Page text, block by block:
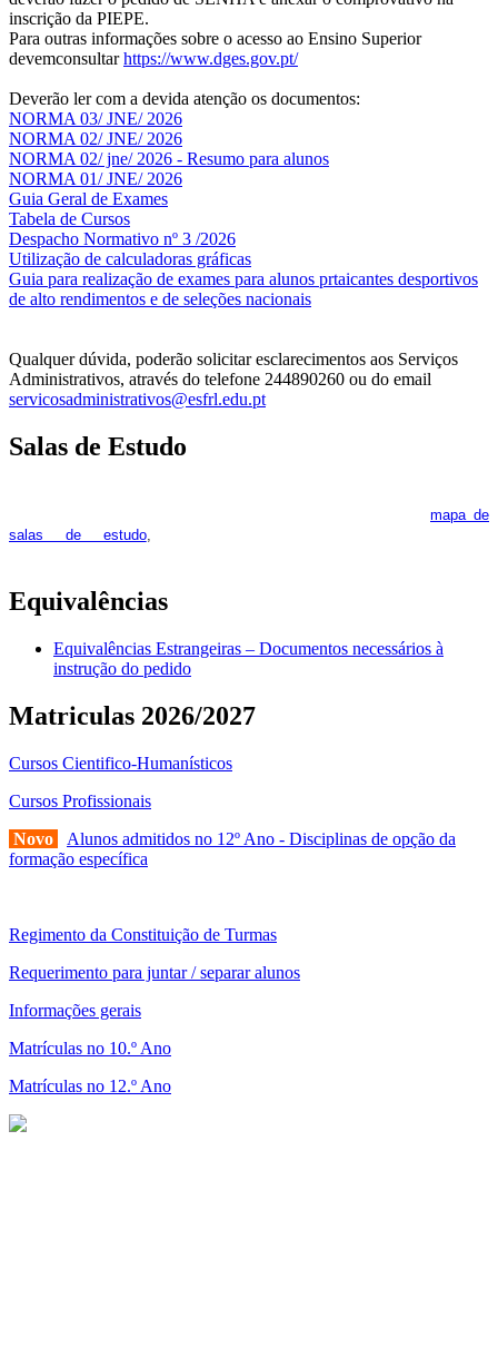
inscrição da PIEPE.
Para outras informações sobre o acesso ao Ensino Superior
devemconsultarhttps://www.dges.gov.pt/
Deverão ler com a devida atenção os documentos:
NORMA 03/ JNE/ 2026
NORMA 02/ JNE/ 2026
NORMA 02/ jne/ 2026 - Resumo para alunos
NORMA 01/ JNE/ 2026
Guia Geral de Exames
Tabela de Cursos
Despacho Normativo nº 3 /2026
Utilização de calculadoras gráficas
Guia para realização de exames para alunos prtaicantes desportivos
de alto rendimentos e de seleções nacionais
Qualquer dúvida, poderão solicitar esclarecimentos aos Serviços
Administrativos, através do telefone 244890260 ou do email
servicosadministrativos@esfrl.edu.pt
Salas de Estudo
mapa de
salas de estudo,
Equivalências
Equivalências Estrangeiras – Documentos necessários à
instrução do pedido
Matriculas 2026/2027
Cursos Cientifico-Humanísticos
Cursos Profissionais
Novo
Alunos admitidos no 12º Ano - Disciplinas de opção da
formação específica
Regimento da Constituição de Turmas
Requerimento para juntar / separar alunos
Informações gerais
Matrículas no 10.º Ano
Matrículas no 12.º Ano